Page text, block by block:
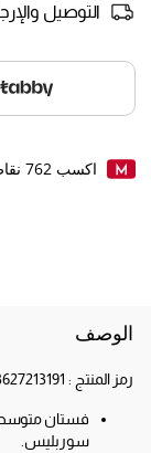
التوصيل
اكسب762
الوصف
رمز المنتج :
فستان متوسط
سوربليس.